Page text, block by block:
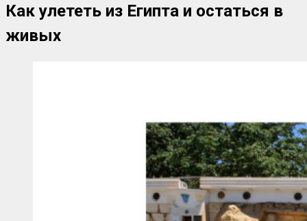
Как улететь из Египта и остаться в
живых